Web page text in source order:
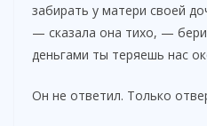
забирать у матери своей
— сказала она тихо, —
деньгами ты теряешь нас
Он не ответил. Только